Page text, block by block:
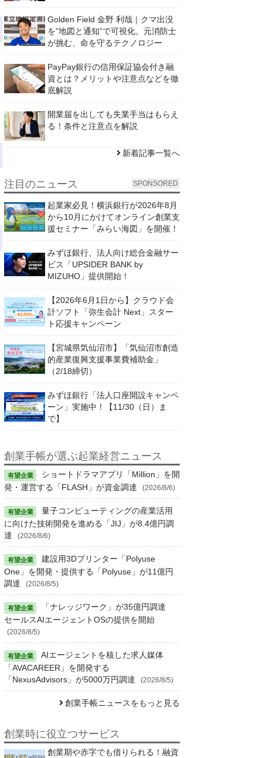
Golden Field 金野 利哉｜クマ出没
を”地図と通知”で可視化。元消防士
が挑む、命を守るテクノロジー
PayPay銀行の信用保証協会付き融
資とは？メリットや注意点などを徹
底解説
開業届を出しても失業手当はもらえ
る！条件と注意点を解説
新着記事一覧へ
注目のニュース SPONSORED
起業家必見！横浜銀行が2026年8月
から10月にかけてオンライン創業支
援セミナー「みらい海図」を開催！
みずほ銀行、法人向け総合金融サー
ビス「UPSIDER BANK by
MIZUHO」提供開始！
【2026年6月1日から】クラウド会
計ソフト「弥生会計 Next」スター
ト応援キャンペーン
【宮城県気仙沼市】「気仙沼市創造
的産業復興支援事業費補助金」
（2/18締切）
みずほ銀行「法人口座開設キャンペ
ーン」実施中！【11/30（日）ま
で】
創業手帳が選ぶ起業経営ニュース
ショートドラマアプリ「Million」を開
発・運営する「FLASH」が資金調達
(2026/8/6)
量子コンピューティングの産業活用
に向けた技術開発を進める「JIJ」が8.4億円調
達
(2026/8/6)
建設用3Dプリンター「Polyuse
One」を開発・提供する「Polyuse」が11億円
調達
(2026/8/5)
「ナレッジワーク」が35億円調達
セールスAIエージェントOSの提供を開始
(2026/8/5)
AIエージェントを核した求人媒体
「AVACAREER」を開発する
「NexusAdvisors」が5000万円調達
(2026/8/5)
創業手帳ニュースをもっと見る
創業時に役立つサービス
創業期や赤字でも借りられる！融資